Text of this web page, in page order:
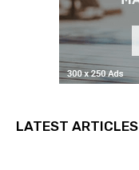
LATEST ARTICLES